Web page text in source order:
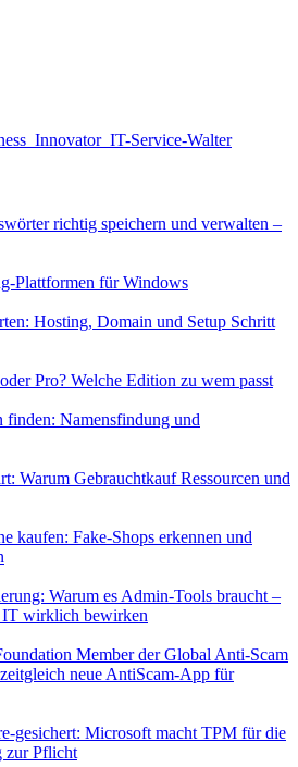
richtig speichern und verwalten –
Plattformen für Windows
Hosting, Domain und Setup Schritt
Pro? Welche Edition zu wem passt
Namensfindung und
Warum Gebrauchtkauf Ressourcen und
kaufen: Fake-Shops erkennen und
Warum es Admin-Tools braucht –
IT wirklich bewirken
Member der Global Anti-Scam
neue AntiScam-App für
gesichert: Microsoft macht TPM für die
zur Pflicht